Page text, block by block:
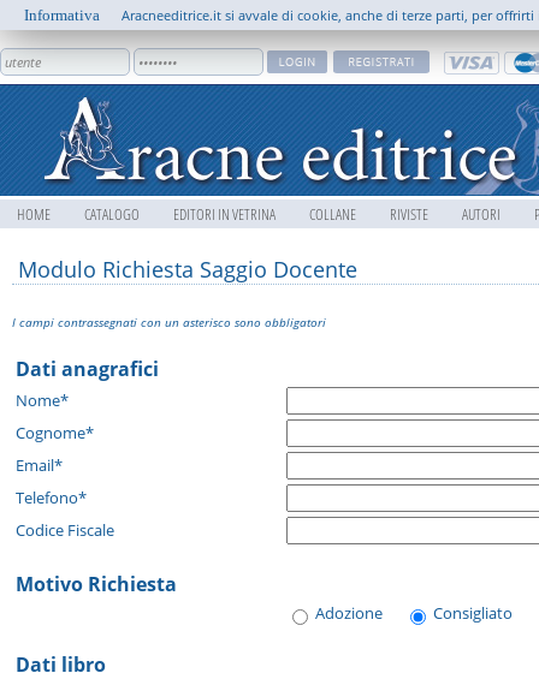
HOME CATALOGO EDITORI IN VETRINA COLLANE RIVISTE AUTORI
Modulo Richiesta Saggio Docente
I campi contrassegnati con un asterisco sono obbligatori
Dati anagrafici
Nome*
Cognome*
Email*
Telefono*
Codice Fiscale
Motivo Richiesta
Adozione Consigliato
Dati libro
Informativa Aracneeditrice.it si avvale di cookie, anche di terze parti, per